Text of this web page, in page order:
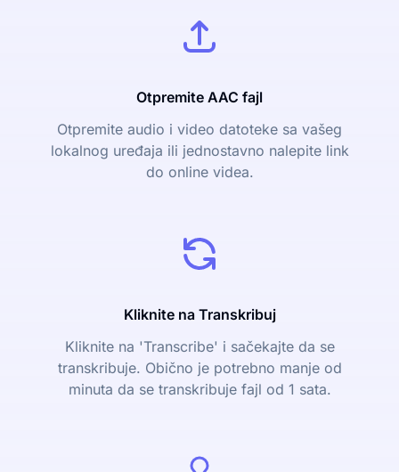
Otpremite AAC fajl
Otpremite audio i video datoteke sa vašeg
lokalnog uređaja ili jednostavno nalepite link
do online videa.
Kliknite na Transkribuj
Kliknite na 'Transcribe' i sačekajte da se
transkribuje. Obično je potrebno manje od
minuta da se transkribuje fajl od 1 sata.